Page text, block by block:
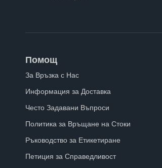
Помощ
За Връзка с Нас
Информация за Доставка
Често Задавани Въпроси
Политика за Връщане на Стоки
Ръководство за Етикетиране
Петиция за Справедливост